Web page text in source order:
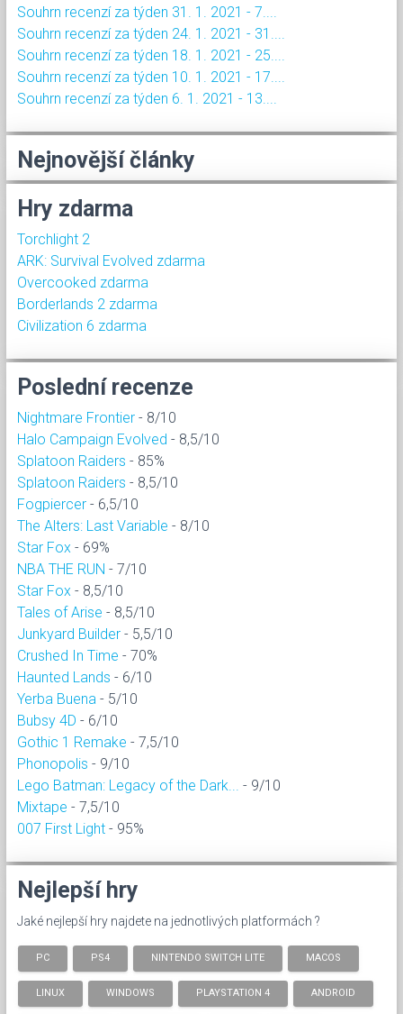
Souhrn recenzí za týden 31. 1. 2021 - 7....
Souhrn recenzí za týden 24. 1. 2021 - 31....
Souhrn recenzí za týden 18. 1. 2021 - 25....
Souhrn recenzí za týden 10. 1. 2021 - 17....
Souhrn recenzí za týden 6. 1. 2021 - 13....
Nejnovější články
Hry zdarma
Torchlight 2
ARK: Survival Evolved zdarma
Overcooked zdarma
Borderlands 2 zdarma
Civilization 6 zdarma
Poslední recenze
Nightmare Frontier - 8/10
Halo Campaign Evolved - 8,5/10
Splatoon Raiders - 85%
Splatoon Raiders - 8,5/10
Fogpiercer - 6,5/10
The Alters: Last Variable - 8/10
Star Fox - 69%
NBA THE RUN - 7/10
Star Fox - 8,5/10
Tales of Arise - 8,5/10
Junkyard Builder - 5,5/10
Crushed In Time - 70%
Haunted Lands - 6/10
Yerba Buena - 5/10
Bubsy 4D - 6/10
Gothic 1 Remake - 7,5/10
Phonopolis - 9/10
Lego Batman: Legacy of the Dark...
- 9/10
Mixtape - 7,5/10
007 First Light - 95%
Nejlepší hry
Jaké nejlepší hry najdete na jednotlivých platformách ?
PC PS4 NINTENDO SWITCH LITE MACOS
LINUX WINDOWS PLAYSTATION 4 ANDROID